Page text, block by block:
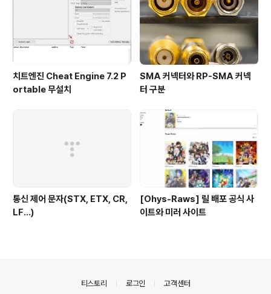
치트엔진 Cheat Engine 7.2 P
ortable 무설치
SMA 커넥터와 RP-SMA 커넥
터 구분
통신 제어 문자(STX, ETX, CR,
LF...)
[Ohys-Raws] 릴 배포 공식 사
이트와 미러 사이트
티스토리 로그인 고객센터